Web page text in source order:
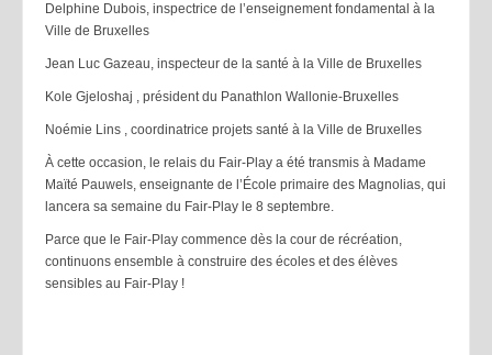
Delphine Dubois, inspectrice de l’enseignement fondamental à la
Ville de Bruxelles
Jean Luc Gazeau, inspecteur de la santé à la Ville de Bruxelles
Kole Gjeloshaj , président du Panathlon Wallonie-Bruxelles
Noémie Lins , coordinatrice projets santé à la Ville de Bruxelles
À cette occasion, le relais du Fair-Play a été transmis à Madame
Maïté Pauwels, enseignante de l’École primaire des Magnolias, qui
lancera sa semaine du Fair-Play le 8 septembre.
Parce que le Fair-Play commence dès la cour de récréation,
continuons ensemble à construire des écoles et des élèves
sensibles au Fair-Play !